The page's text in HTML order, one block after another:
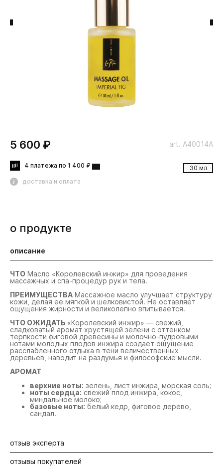
art. A40014A
30 мл
5 600 ₽
4 платежа по 1 400 ₽
доставка и оплата
о продукте
описание
ЧТО Масло «Королевский инжир» для проведения
массажных и спа-процедур рук и тела.
ПРЕИМУЩЕСТВА Массажное масло улучшает структуру
кожи, делая ее мягкой и шелковистой. Не оставляет
ощущения жирности и великолепно впитывается.
ЧТО ОЖИДАТЬ «Королевский инжир» — свежий,
сладковатый аромат хрустящей зелени с оттенком
терпкости фиговой древесины и молочно-пудровыми
нотами молодых плодов инжира создает ощущение
расслабленного отдыха в тени величественных
деревьев, наводит на раздумья и философские мысли.
АРОМАТ
верхние ноты: зелень, лист инжира, морская соль;
ноты сердца: свежий плод инжира, кокос,
миндальное молоко;
базовые ноты: белый кедр, фиговое дерево,
сандал.
отзыв эксперта
Массажное масло — многофункциональный продукт. Во-
отзывы покупателей